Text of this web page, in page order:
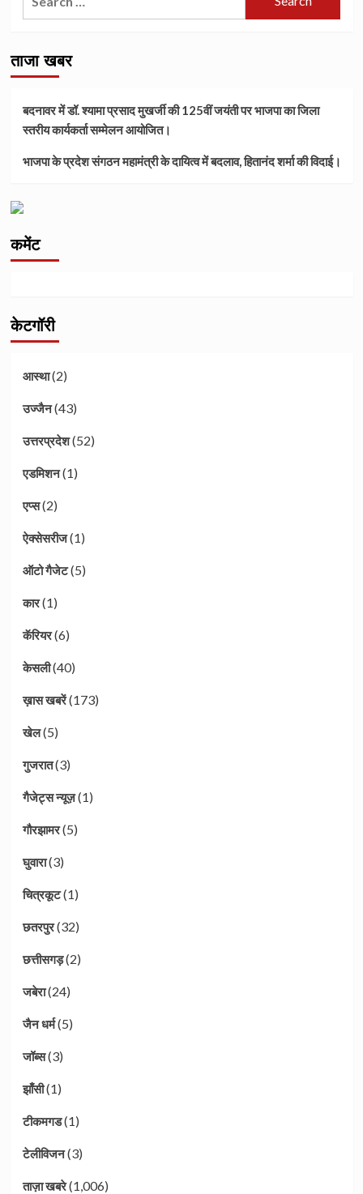
ताजा खबर
बदनावर में डॉ. श्यामा प्रसाद मुखर्जी की 125वीं जयंती पर भाजपा का जिला
स्तरीय कार्यकर्ता सम्मेलन आयोजित।
भाजपा के प्रदेश संगठन महामंत्री के दायित्व में बदलाव, हितानंद शर्मा की विदाई।
कमेंट
केटगॉरी
आस्था(2)
उज्जैन(43)
उत्तरप्रदेश(52)
एडमिशन(1)
एप्स(2)
ऐक्सेसरीज(1)
ऑटो गैजेट(5)
कार(1)
कॅरियर(6)
केसली(40)
ख़ास खबरें(173)
खेल(5)
गुजरात(3)
गैजेट्स न्यूज़(1)
गौरझामर(5)
घुवारा(3)
चित्रकूट(1)
छतरपुर(32)
छत्तीसगड़(2)
जबेरा(24)
जैन धर्म(5)
जॉब्स(3)
झाँसी(1)
टीकमगड(1)
टेलीविजन(3)
ताज़ा खबरे(1,006)